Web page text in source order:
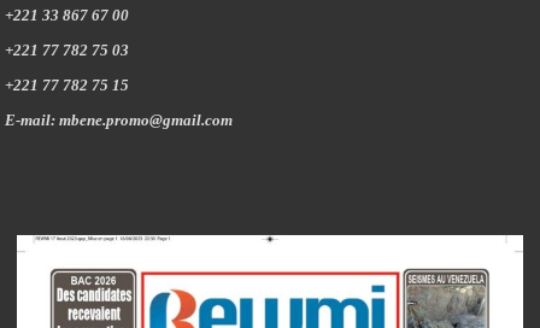
+221 33 867 67 00
+221 77 782 75 03
+221 77 782 75 15
E-mail: mbene.promo@gmail.com